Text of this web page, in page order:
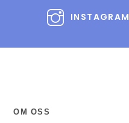
INSTAGRAM
OM OSS